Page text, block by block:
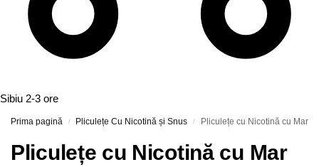
Sibiu 2-3 ore
Prima pagină / Pliculețe Cu Nicotină și Snus / Pliculețe cu Nicotină cu Mar
Pliculețe cu Nicotină cu Mar